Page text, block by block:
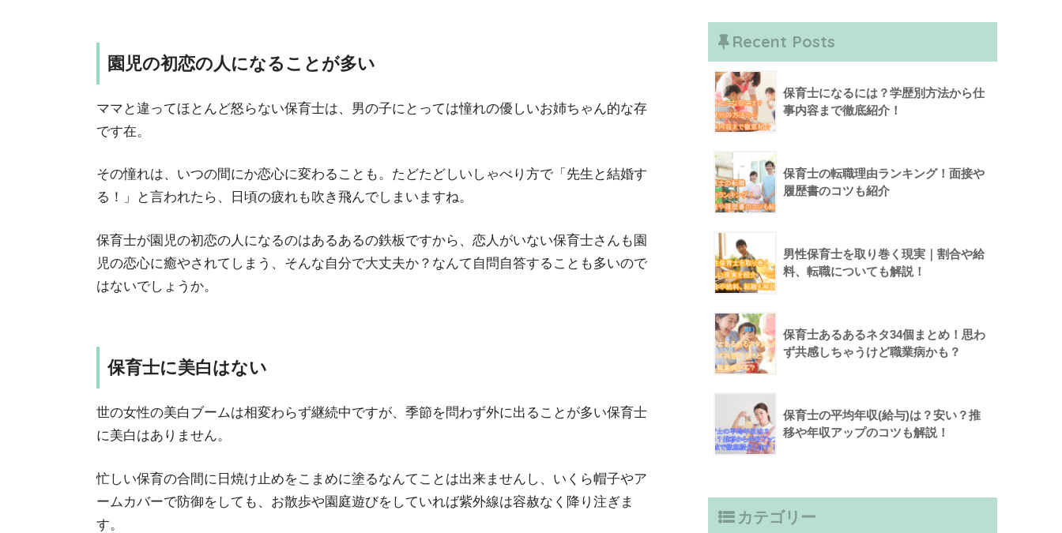
園児の初恋の人になることが多い
ママと違ってほとんど怒らない保育士は、男の子にとっては憧れの優しいお姉ちゃん的な存
です在。
その憧れは、いつの間にか恋心に変わることも。たどたどしいしゃべり方で「先生と結婚す
る！」と言われたら、日頃の疲れも吹き飛んでしまいますね。
保育士が園児の初恋の人になるのはあるあるの鉄板ですから、恋人がいない保育士さんも園
児の恋心に癒やされてしまう、そんな自分で大丈夫か？なんて自問自答することも多いので
はないでしょうか。
保育士に美白はない
世の女性の美白ブームは相変わらず継続中ですが、季節を問わず外に出ることが多い保育士
に美白はありません。
忙しい保育の合間に日焼け止めをこまめに塗るなんてことは出来ませんし、いくら帽子やア
ームカバーで防御をしても、お散歩や園庭遊びをしていれば紫外線は容赦なく降り注ぎま
す。
Recent Posts
保育士になるには？学歴別方法から仕
事内容まで徹底紹介！
保育士の転職理由ランキング！面接や
履歴書のコツも紹介
男性保育士を取り巻く現実｜割合や給
料、転職についても解説！
保育士あるあるネタ34個まとめ！思わ
ず共感しちゃうけど職業病かも？
保育士の平均年収(給与)は？安い？推
移や年収アップのコツも解説！
カテゴリー